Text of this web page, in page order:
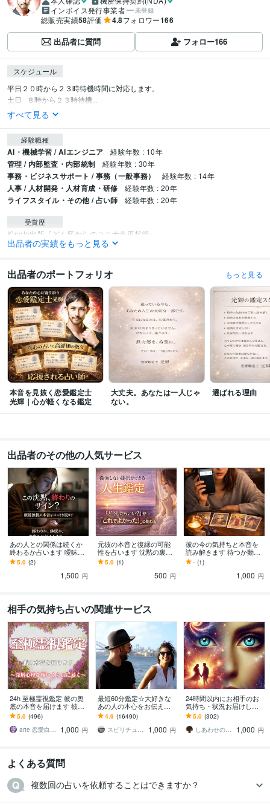
インボイス発行事業者
未登録
総販売実績58評価 4.8フォロワー166
出品者に質問 フォロー166
スケジュール
平日２０時から２３時待機時間に対応します。
土日   ８時から２３時待機...
すべて見る
経験職種
AI・機械学習 / AIエンジニア 経験年数 : 10年
管理 / 内部監査・内部統制 経験年数 : 30年
事務・ビジネスサポート / 事務（一般事務） 経験年数 : 14年
人事 / 人材開発・人材育成・研修 経験年数 : 20年
ライフスタイル・その他 / 占い師 経験年数 : 20年
受賞歴
Kindle出版『どん底からのココナラ再起術』
ペライチ:15年
得意分野
占い 電話占い
お悩み相談 電話鑑定 恋愛 不倫 彼氏の気持ち 人間関係
出品者の実績をもっと見る
出品者のポートフォリオ もっと見る
本音を見抜く恋愛鑑定士
光輝｜心が軽くなる鑑定
大丈夫。あなたは一人じゃ
ない。
選ばれる理由
出品者のその他の人気サービス
あの人との関係は続くか
終わるか占います 曖昧な
関係の未来と彼の本音を
読み解く
5.0 (2)
1,500 円
元彼の本音と復縁の可能
性を占います 沈黙の裏に
ある想いと再縁の兆しと
本音
5.0 (1)
500 円
彼の今の気持ちと本音を
読み解きます 待つか動く
か見極める恋の判断！
- (1)
1,000 円
相手の気持ち占いの関連サービス
24h 至極霊視鑑定 彼の奥
底の本音を届けます 彼の
内に宿る存在”高次元から
の声”お届けします
5.0 (496)
arte 恋愛白魔術師
1,000 円
最短60分鑑定☆大好きな
あの人の本心をお伝えし
ます 【詳細不要】好きな
人の本音と将来への思
い。私をどう思ってる？
4.9 (16490)
スピリチュアルカウンセラー沙耶美
1,000 円
24時間以内にお相手のお
気持ち・状況お届けしま
す あの時の自分への想
い、お相手の後悔、現在
のお気持ち視ます
5.0 (302)
しあわせのりん❤︎復縁・複雑・歳の差❤︎
1,000 円
よくある質問
複数回の占いを依頼することはできますか？